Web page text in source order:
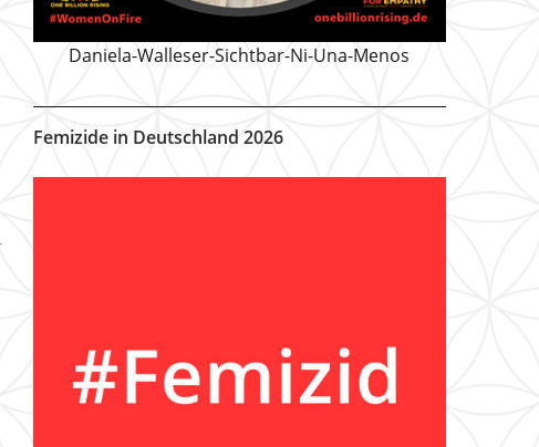
Daniela-Walleser-Sichtbar-Ni-Una-Menos
Femizide in Deutschland 2026